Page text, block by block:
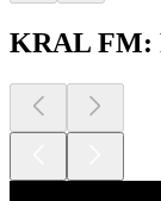
KRAL FM: